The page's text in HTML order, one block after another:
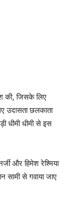
की, जिसके लिए
उदासता छलकाता
धीमी धीमी से इस
और हिमेश रेश्‍मिया
सामी से गवाया जाए